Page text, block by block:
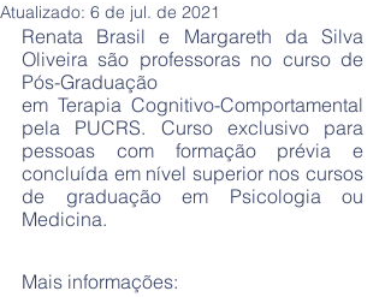
Atualizado: 6 de jul. de 2021
Renata Brasil e Margareth da Silva
Oliveira são professoras no curso de
Pós-Graduação
em Terapia Cognitivo-Comportamental
pela PUCRS. Curso exclusivo para
pessoas com formação prévia e
concluída em nível superior nos cursos
de graduação em Psicologia ou
Medicina.
Mais informações: